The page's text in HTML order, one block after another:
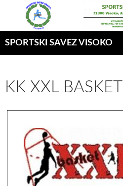
SPORTSKI SAVEZ VISOKO
KK XXL BASKET